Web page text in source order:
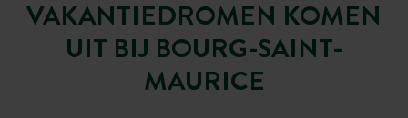
VAKANTIEDROMEN KOMEN
UIT BIJ BOURG-SAINT-
MAURICE